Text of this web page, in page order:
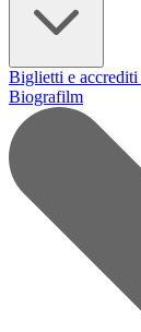
Biglietti e accrediti
Biografilm